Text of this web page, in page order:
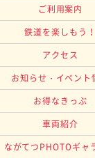
ご利用案内
鉄道を楽しもう！
アクセス
お知らせ・イベント
お得なきっぷ
車両紹介
ながてつPHOTOギャ